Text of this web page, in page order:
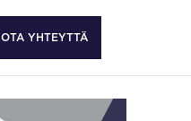
OTA YHTEYTTÄ